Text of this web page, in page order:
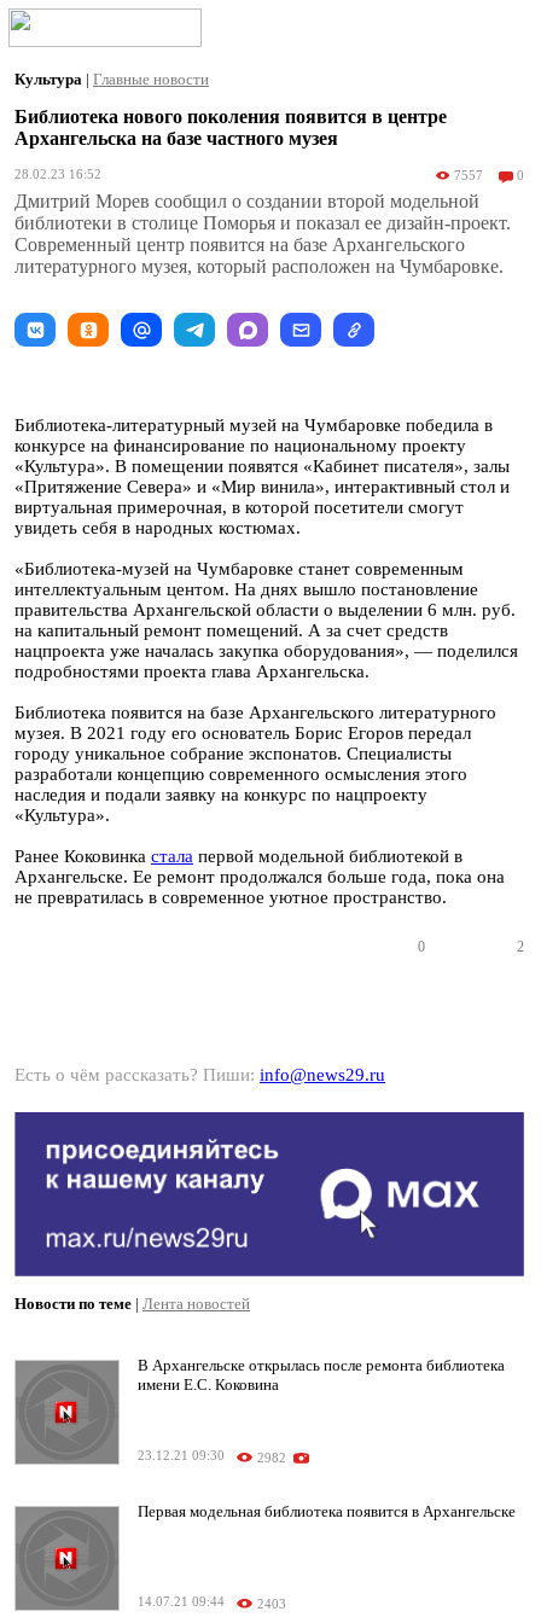
Культура | Главные новости
Библиотека нового поколения появится в центре
Архангельска на базе частного музея
28.02.23 16:52 7557 0
Дмитрий Морев сообщил о создании второй модельной
библиотеки в столице Поморья и показал ее дизайн-проект.
Современный центр появится на базе Архангельского
литературного музея, который расположен на Чумбаровке.
Библиотека-литературный музей на Чумбаровке победила в
конкурсе на финансирование по национальному проекту
«Культура». В помещении появятся «Кабинет писателя», залы
«Притяжение Севера» и «Мир винила», интерактивный стол и
виртуальная примерочная, в которой посетители смогут
увидеть себя в народных костюмах.
«Библиотека-музей на Чумбаровке станет современным
интеллектуальным центом. На днях вышло постановление
правительства Архангельской области о выделении 6 млн. руб.
на капитальный ремонт помещений. А за счет средств
нацпроекта уже началась закупка оборудования», — поделился
подробностями проекта глава Архангельска.
Библиотека появится на базе Архангельского литературного
музея. В 2021 году его основатель Борис Егоров передал
городу уникальное собрание экспонатов. Специалисты
разработали концепцию современного осмысления этого
наследия и подали заявку на конкурс по нацпроекту
«Культура».
Ранее Коковинка стала первой модельной библиотекой в
Архангельске. Ее ремонт продолжался больше года, пока она
не превратилась в современное уютное пространство.
0 2
Есть о чём рассказать? Пиши: info@news29.ru
Новости по теме | Лента новостей
В Архангельске открылась после ремонта библиотека
имени Е.С. Коковина
23.12.21 09:30 2982
Первая модельная библиотека появится в Архангельске
14.07.21 09:44 2403